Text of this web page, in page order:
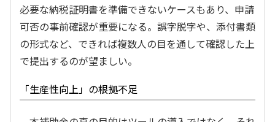
必要な納税証明書を準備できないケースもあり、申請
可否の事前確認が重要になる。誤字脱字や、添付書類
の形式など、できれば複数人の目を通して確認した上
で提出するのが望ましい。
「生産性向上」の根拠不足